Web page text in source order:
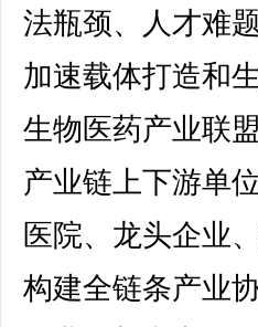
法瓶颈、人才难
加速载体打造和
生物医药产业联
产业链上下游单
医院、龙头企业
构建全链条产业